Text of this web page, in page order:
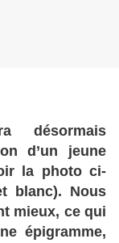
désormais
d’un jeune
la photo ci-
blanc). Nous
mieux, ce qui
épigramme,